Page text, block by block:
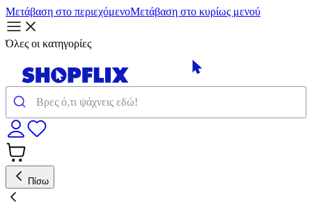
Μετάβαση στο περιεχόμενοΜετάβαση στο κυρίως μενού
Όλες οι κατηγορίες
Πίσω